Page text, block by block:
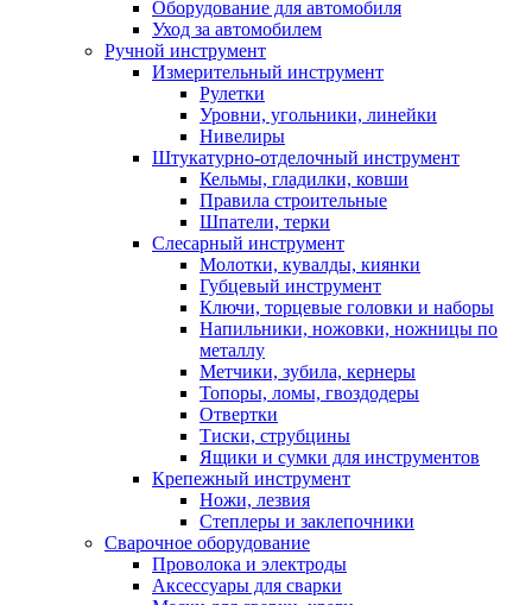
Оборудование для автомобиля
Уход за автомобилем
Ручной инструмент
Измерительный инструмент
Рулетки
Уровни, угольники, линейки
Нивелиры
Штукатурно-отделочный инструмент
Кельмы, гладилки, ковши
Правила строительные
Шпатели, терки
Слесарный инструмент
Молотки, кувалды, киянки
Губцевый инструмент
Ключи, торцевые головки и наборы
Напильники, ножовки, ножницы по
металлу
Метчики, зубила, кернеры
Топоры, ломы, гвоздодеры
Отвертки
Тиски, струбцины
Ящики и сумки для инструментов
Крепежный инструмент
Ножи, лезвия
Степлеры и заклепочники
Сварочное оборудование
Проволока и электроды
Аксессуары для сварки